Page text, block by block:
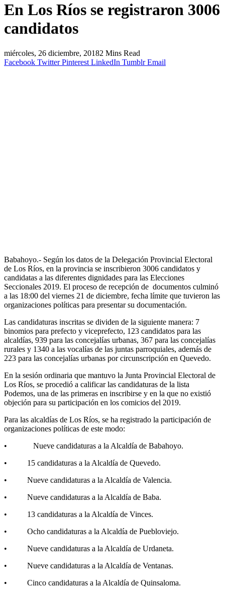
En Los Ríos se registraron 3006
candidatos
miércoles, 26 diciembre, 20182 Mins Read
Facebook Twitter Pinterest LinkedIn Tumblr Email
Babahoyo.- Según los datos de la Delegación Provincial Electoral
de Los Ríos, en la provincia se inscribieron 3006 candidatos y
candidatas a las diferentes dignidades para las Elecciones
Seccionales 2019. El proceso de recepción de documentos culminó
a las 18:00 del viernes 21 de diciembre, fecha límite que tuvieron las
organizaciones políticas para presentar su documentación.
Las candidaturas inscritas se dividen de la siguiente manera: 7
binomios para prefecto y viceprefecto, 123 candidatos para las
alcaldías, 939 para las concejalías urbanas, 367 para las concejalías
rurales y 1340 a las vocalías de las juntas parroquiales, además de
223 para las concejalías urbanas por circunscripción en Quevedo.
En la sesión ordinaria que mantuvo la Junta Provincial Electoral de
Los Ríos, se procedió a calificar las candidaturas de la lista
Podemos, una de las primeras en inscribirse y en la que no existió
objeción para su participación en los comicios del 2019.
Para las alcaldías de Los Ríos, se ha registrado la participación de
organizaciones políticas de este modo:
• Nueve candidaturas a la Alcaldía de Babahoyo.
• 15 candidaturas a la Alcaldía de Quevedo.
• Nueve candidaturas a la Alcaldía de Valencia.
• Nueve candidaturas a la Alcaldía de Baba.
• 13 candidaturas a la Alcaldía de Vinces.
• Ocho candidaturas a la Alcaldía de Puebloviejo.
• Nueve candidaturas a la Alcaldía de Urdaneta.
• Nueve candidaturas a la Alcaldía de Ventanas.
• Cinco candidaturas a la Alcaldía de Quinsaloma.